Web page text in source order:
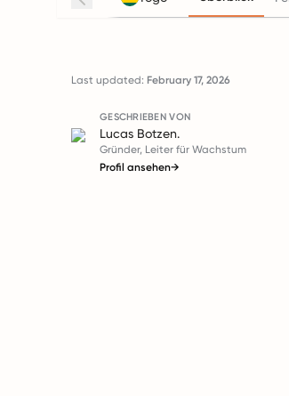
Last updated: February 17, 2026
GESCHRIEBEN VON
Lucas Botzen.
Gründer, Leiter für Wachstum
Profil ansehen→